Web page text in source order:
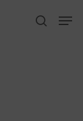
search